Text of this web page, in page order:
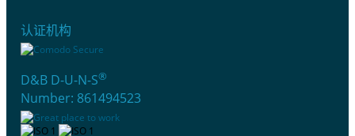
认证机构
D&B D-U-N-S®
Number: 861494523